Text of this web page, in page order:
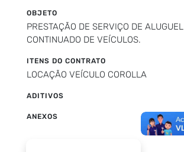
OBJETO
PRESTAÇÃO DE SERVIÇO DE ALUGUEL
CONTINUADO DE VEÍCULOS.
ITENS DO CONTRATO
LOCAÇÃO VEÍCULO COROLLA
ADITIVOS
ANEXOS